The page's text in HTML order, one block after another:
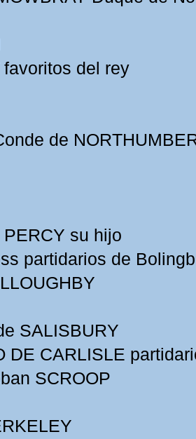
favoritos del rey
de
PERCY su hijo
partidarios de
SALISBURY
DE CARLISLE
SCROOP